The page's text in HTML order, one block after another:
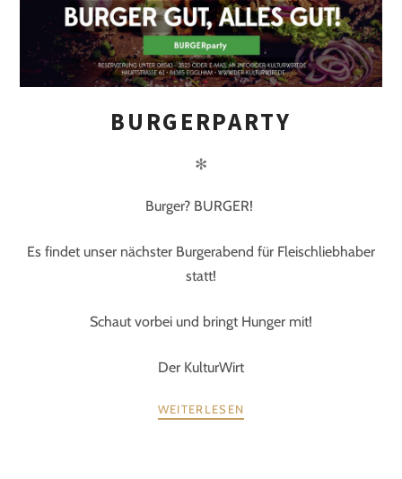
BURGERPARTY
✻
Burger? BURGER!
Es findet unser nächster Burgerabend für Fleischliebhaber
statt!
Schaut vorbei und bringt Hunger mit!
Der KulturWirt
WEITERLESEN